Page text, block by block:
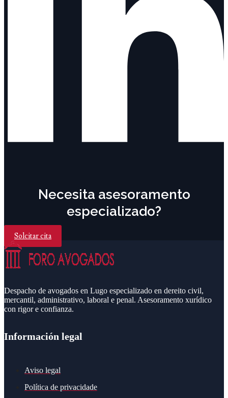
Necesita asesoramento
especializado?
Solcitar cita
Despacho de avogados en Lugo especializado en dereito civil,
mercantil, administrativo, laboral e penal. Asesoramento xurídico
con rigor e confianza.
Información legal
Aviso legal
Política de privacidade